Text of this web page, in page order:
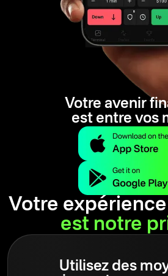
Votre avenir
est entre vos
Votre
est notre
Utilisez des